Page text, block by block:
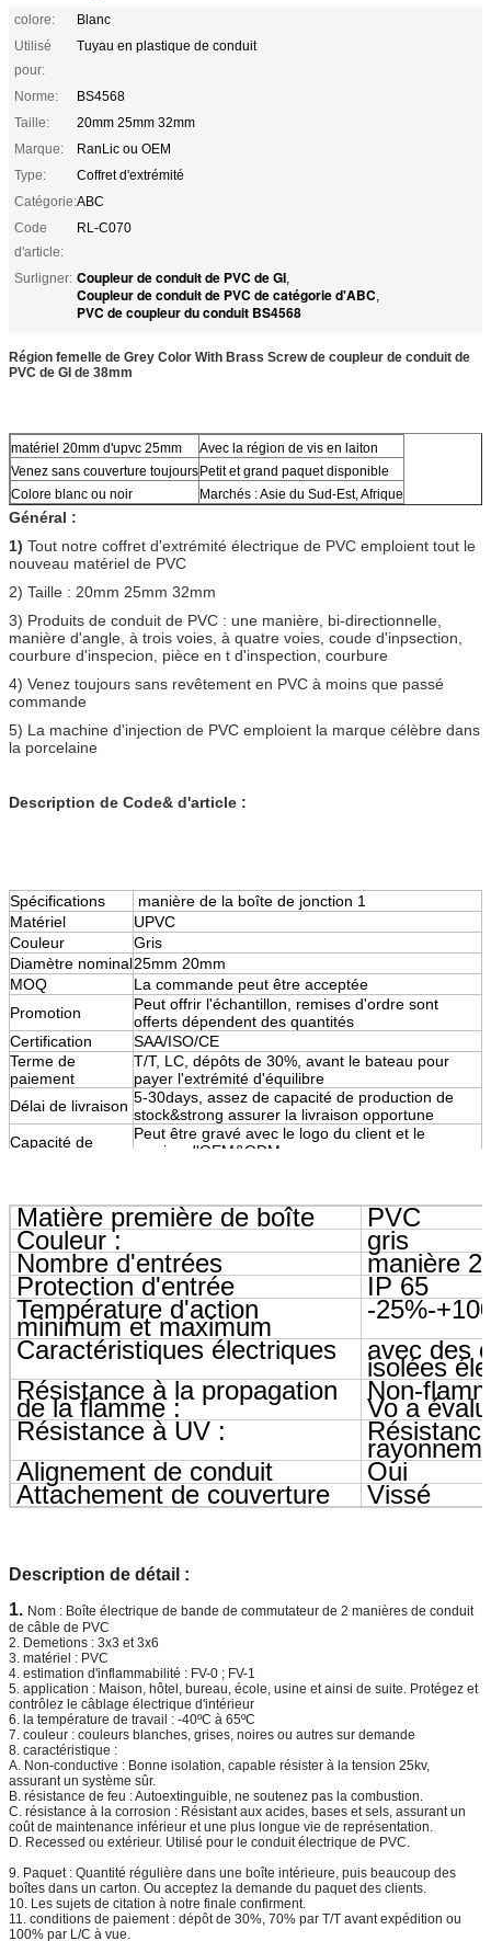
colore:
Blanc
Utilisé
pour:
Tuyau en plastique de conduit
Norme:
BS4568
Taille:
20mm 25mm 32mm
Marque:
RanLic ou OEM
Type:
Coffret d'extrémité
Catégorie:ABC
Code
d'article:
RL-C070
Surligner: Coupleur de conduit de PVC de GI,
Coupleur de conduit de PVC de catégorie d'ABC,
PVC de coupleur du conduit BS4568
Région femelle de Grey Color With Brass Screw de coupleur de conduit de
PVC de GI de 38mm
matériel 20mm d'upvc 25mm
Avec la région de vis en laiton
Venez sans couverture toujoursPetit et grand paquet disponible
Colore blanc ou noir
Marchés : Asie du Sud-Est, Afrique
Général :
1) Tout notre coffret d'extrémité électrique de PVC emploient tout le
nouveau matériel de PVC
2) Taille : 20mm 25mm 32mm
3) Produits de conduit de PVC : une manière, bi-directionnelle,
manière d'angle, à trois voies, à quatre voies, coude d'inpsection,
courbure d'inspecion, pièce en t d'inspection, courbure
4) Venez toujours sans revêtement en PVC à moins que passé
commande
5) La machine d'injection de PVC emploient la marque célèbre dans
la porcelaine
Description de Code& d'article :
Spécifications
manière de la boîte de jonction 1
Matériel
UPVC
Couleur
Gris
Diamètre nominal25mm 20mm
MOQ
La commande peut être acceptée
Promotion
Peut offrir l'échantillon, remises d'ordre sont
offerts dépendent des quantités
Certification
SAA/ISO/CE
Terme de
paiement
T/T, LC, dépôts de 30%, avant le bateau pour
payer l'extrémité d'équilibre
Délai de livraison 5-30days, assez de capacité de production de
stock&strong assurer la livraison opportune
Capacité de
Peut être gravé avec le logo du client et le
service d'OEM&ODM.
Matière première de boîte PVC
Couleur : gris
Nombre d'entrées manière 2
Protection d'entrée IP 65
Température d'action
minimum et maximum
-25%-
Caractéristiques électriques
avec des
isolées
Résistance à la propagation
de la flamme :
Non-
Vo a
Résistance à UV :
Alignement de conduit Oui
Attachement de couverture Vissé
Description de détail :
1. Nom : Boîte électrique de bande de commutateur de 2 manières de conduit
de câble de PVC
2. Demetions : 3x3 et 3x6
3. matériel : PVC
4. estimation d'inflammabilité : FV-0 ; FV-1
5. application : Maison, hôtel, bureau, école, usine et ainsi de suite. Protégez et
contrôlez le câblage électrique d'intérieur
6. la température de travail : -40ºC à 65ºC
7. couleur : couleurs blanches, grises, noires ou autres sur demande
8. caractéristique :
A. Non-conductive : Bonne isolation, capable résister à la tension 25kv,
assurant un système sûr.
B. résistance de feu : Autoextinguible, ne soutenez pas la combustion.
C. résistance à la corrosion : Résistant aux acides, bases et sels, assurant un
coût de maintenance inférieur et une plus longue vie de représentation.
D. Recessed ou extérieur. Utilisé pour le conduit électrique de PVC.
9. Paquet : Quantité régulière dans une boîte intérieure, puis beaucoup des
boîtes dans un carton. Ou acceptez la demande du paquet des clients.
10. Les sujets de citation à notre finale confirment.
11. conditions de paiement : dépôt de 30%, 70% par T/T avant expédition ou
100% par L/C à vue.